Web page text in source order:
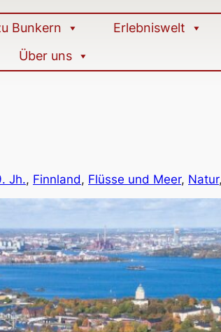
Bunkern Erlebniswelt
Über uns
Jh., Finnland, Flüsse und Meer, Natur,